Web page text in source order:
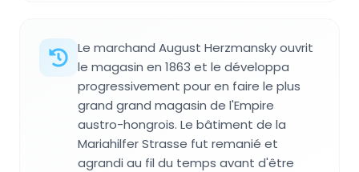
Le marchand August Herzmansky ouvrit
le magasin en 1863 et le développa
progressivement pour en faire le plus
grand grand magasin de l'Empire
austro-hongrois. Le bâtiment de la
Mariahilfer Strasse fut remanié et
agrandi au fil du temps avant d'être